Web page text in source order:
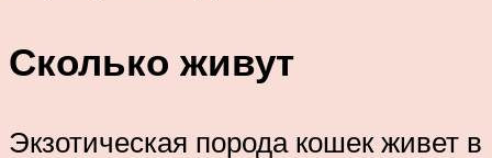
Сколько живут
Экзотическая порода кошек живет в